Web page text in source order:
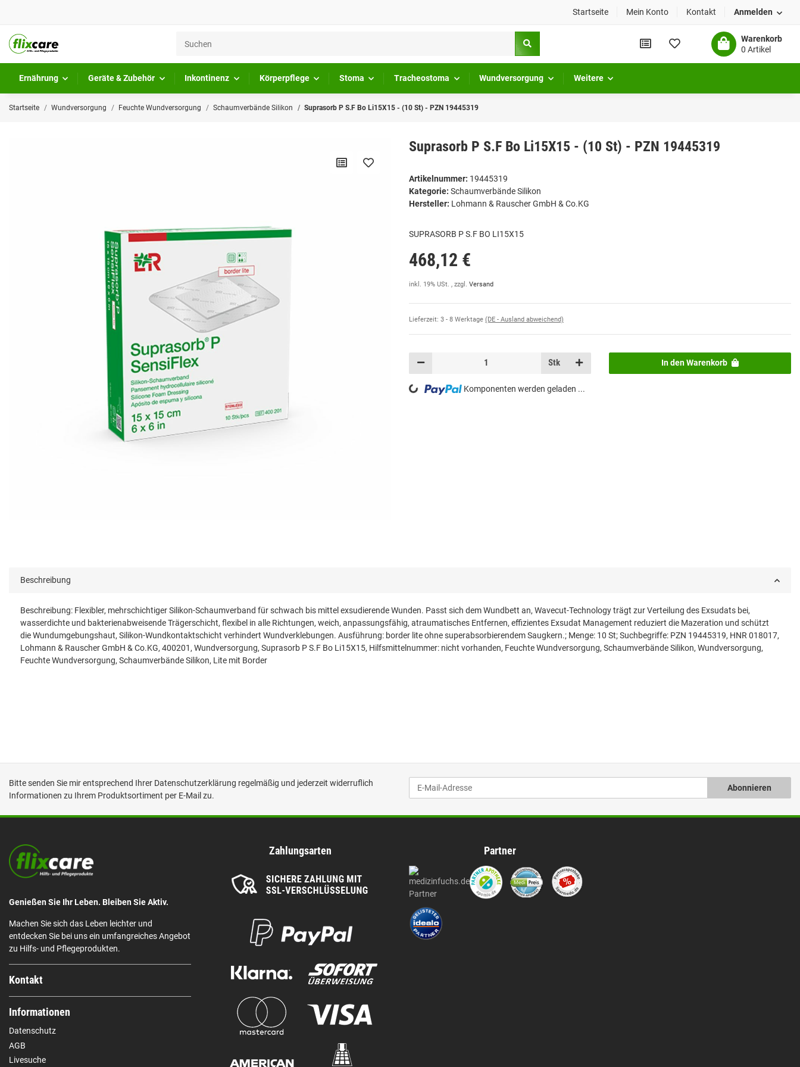
Startseite Mein Konto Kontakt Anmelden
Warenkorb
0 Artikel
Ernährung Geräte & Zubehör Inkontinenz Körperpflege Stoma Tracheostoma Wundversorgung Weitere
Startseite Wundversorgung Feuchte Wundversorgung Schaumverbände Silikon Suprasorb P S.F Bo Li15X15 - (10 St) - PZN 19445319
Suprasorb P S.F Bo Li15X15 - (10 St) - PZN 19445319
Artikelnummer: 19445319
Kategorie: Schaumverbände Silikon
Hersteller: Lohmann & Rauscher GmbH & Co.KG
SUPRASORB P S.F BO LI15X15
468,12 €
inkl. 19% USt. , zzgl. Versand
Lieferzeit: 3 - 8 Werktage (DE - Ausland abweichend)
Stk In den Warenkorb
Loading... Komponenten werden geladen ...
Beschreibung
Beschreibung: Flexibler, mehrschichtiger Silikon-Schaumverband für schwach bis mittel exsudierende Wunden. Passt sich dem Wundbett an, Wavecut-Technology trägt zur Verteilung des Exsudats bei,
wasserdichte und bakterienabweisende Trägerschicht, flexibel in alle Richtungen, weich, anpassungsfähig, atraumatisches Entfernen, effizientes Exsudat Management reduziert die Mazeration und schützt
die Wundumgebungshaut, Silikon-Wundkontaktschicht verhindert Wundverklebungen. Ausführung: border lite ohne superabsorbierendem Saugkern.; Menge: 10 St; Suchbegriffe: PZN 19445319, HNR 018017,
Lohmann & Rauscher GmbH & Co.KG, 400201, Wundversorgung, Suprasorb P S.F Bo Li15X15, Hilfsmittelnummer: nicht vorhanden, Feuchte Wundversorgung, Schaumverbände Silikon, Wundversorgung,
Feuchte Wundversorgung, Schaumverbände Silikon, Lite mit Border
Bitte senden Sie mir entsprechend Ihrer Datenschutzerklärung regelmäßig und jederzeit widerruflich
Informationen zu Ihrem Produktsortiment per E-Mail zu.
Abonnieren
Genießen Sie Ihr Leben. Bleiben Sie Aktiv.
Machen Sie sich das Leben leichter und
entdecken Sie bei uns ein umfangreiches Angebot
zu Hilfs- und Pflegeprodukten.
Kontakt
Informationen
Datenschutz
AGB
Livesuche
Zahlungsarten Partner